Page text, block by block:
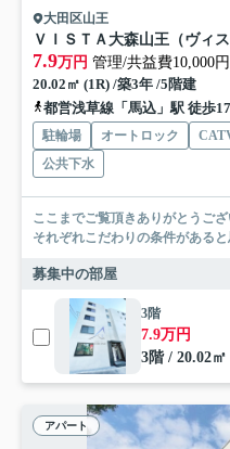
大田区山王
ＶＩＳＴＡ大森山王（ヴィス
7.9万円 管理/共益費10,000円
20.02㎡ (1R) /築3年 /5階建
都営浅草線「馬込」駅 徒歩
駐輪場 オートロック
公共下水
ここまでご覧頂きありがとうございます。 お部屋探しの
それぞれこだわりの条件がある
募集中の部屋
3階
7.9万円
3階 / 20.02
アパート